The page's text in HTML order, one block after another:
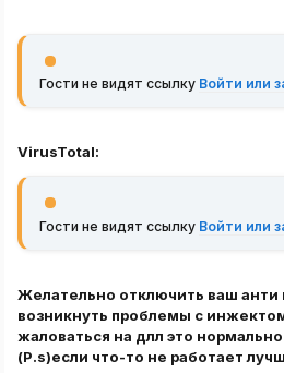
Гости не видят ссылку Войти или
VirusTotal:
Гости не видят ссылку Войти или
Желательно отключить ваш анти
возникнуть проблемы с
жаловаться на длл это нормально
(P.s)если что-то не работает